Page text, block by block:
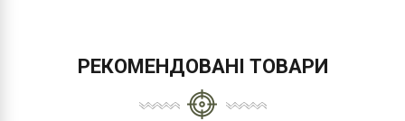
РЕКОМЕНДОВАНІ ТОВАРИ